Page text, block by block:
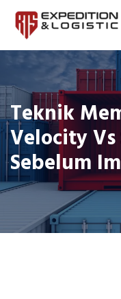
Teknik
Velocity
Sebelum